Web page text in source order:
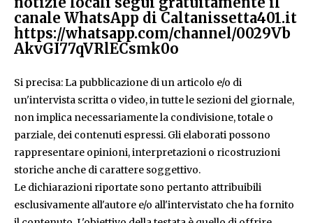
canale WhatsApp di Caltanissetta401.it
https://whatsapp.com/channel/0029Vb
AkvGI77qVRlECsmk0o
Si precisa: La pubblicazione di un articolo e/o di
un'intervista scritta o video, in tutte le sezioni del giornale,
non implica necessariamente la condivisione, totale o
parziale, dei contenuti espressi. Gli elaborati possono
rappresentare opinioni, interpretazioni o ricostruzioni
storiche anche di carattere soggettivo.
Le dichiarazioni riportate sono pertanto attribuibili
esclusivamente all'autore e/o all'intervistato che ha fornito